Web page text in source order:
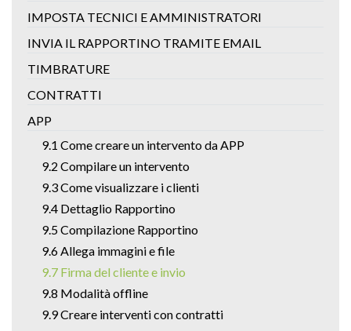
IMPOSTA TECNICI E AMMINISTRATORI
INVIA IL RAPPORTINO TRAMITE EMAIL
TIMBRATURE
CONTRATTI
APP
9.1 Come creare un intervento da APP
9.2 Compilare un intervento
9.3 Come visualizzare i clienti
9.4 Dettaglio Rapportino
9.5 Compilazione Rapportino
9.6 Allega immagini e file
9.7 Firma del cliente e invio
9.8 Modalità offline
9.9 Creare interventi con contratti